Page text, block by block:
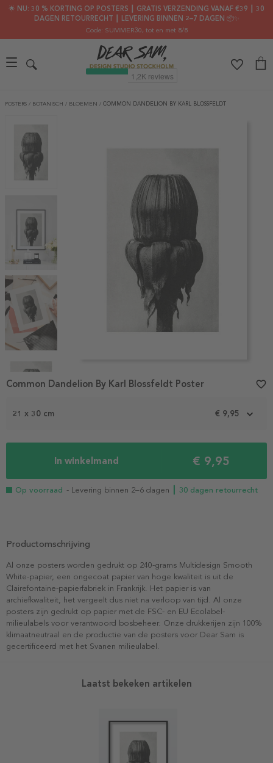
🌟 NU: 30 % KORTING OP POSTERS ┃ GRATIS VERZENDING VANAF €39 ┃ 30
DAGEN RETOURRECHT ┃ LEVERING BINNEN 2–7 DAGEN 📦✨
Code: SUMMER30, tot en met 8/8
POSTERS / BOTANISCH / BLOEMEN / COMMON DANDELION BY KARL BLOSSFELDT
1
21 x 30 cm € 9,95
In winkelmand € 9,95
Op voorraad - Levering binnen 2–6 dagen ┃ 30 dagen retourrecht
Common Dandelion By Karl Blossfeldt Poster favorite_border
Productomschrijving
Al onze posters worden gedrukt op 240-grams Multidesign Smooth
White-papier, een ongecoat papier van hoge kwaliteit is uit de
Clairefontaine-papierfabriek in Frankrijk. Het papier is van
archiefkwaliteit, het vergeelt dus niet na verloop van tijd. Al onze
posters zijn gedrukt op papier met de FSC- en EU Ecolabel-
milieulabels voor verantwoord bosbeheer. Onze drukkerijen zijn 100%
klimaatneutraal en de productie van de posters voor Dear Sam is
gecertificeerd met het Svanen milieulabel.
Laatst bekeken artikelen